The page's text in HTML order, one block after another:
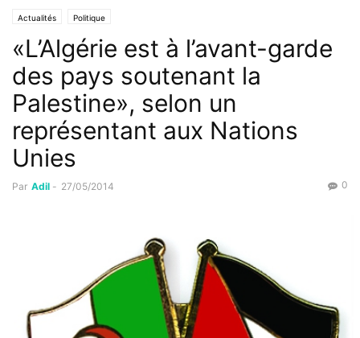
Actualités Politique
«L’Algérie est à l’avant-garde
des pays soutenant la
Palestine», selon un
représentant aux Nations
Unies
Par Adil - 27/05/2014 0